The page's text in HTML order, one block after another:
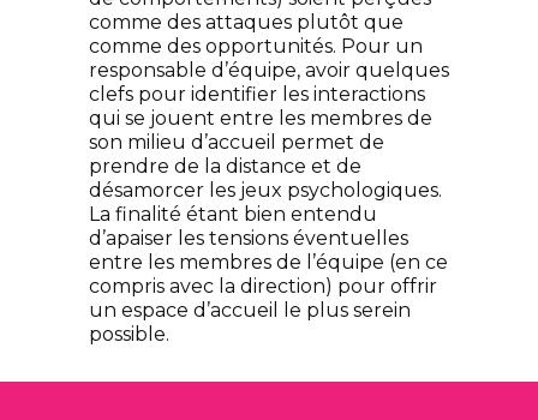
comme des attaques plutôt que
comme des opportunités. Pour un
responsable d’équipe, avoir quelques
clefs pour identifier les interactions
qui se jouent entre les membres de
son milieu d’accueil permet de
prendre de la distance et de
désamorcer les jeux psychologiques.
La finalité étant bien entendu
d’apaiser les tensions éventuelles
entre les membres de l’équipe (en ce
compris avec la direction) pour offrir
un espace d’accueil le plus serein
possible.